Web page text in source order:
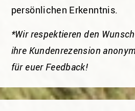
persönlichen Erkenntnis.
*Wir respektieren den
ihre Kundenrezension
für euer Feedback!